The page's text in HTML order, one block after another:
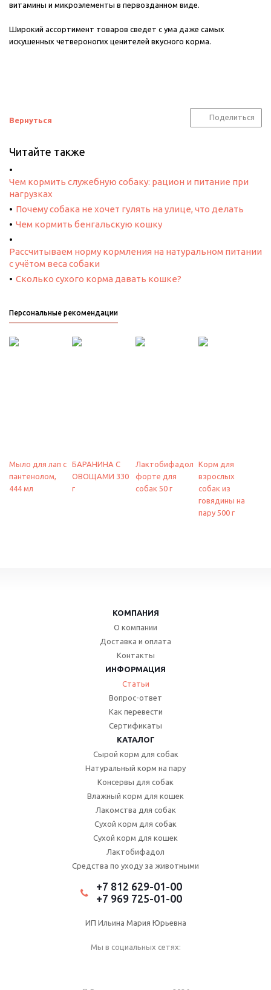
витамины и микроэлементы в первозданном виде.
Широкий ассортимент товаров сведет с ума даже самых
искушенных четвероногих ценителей вкусного корма.
Вернуться Поделиться
Читайте также
Чем кормить служебную собаку: рацион и питание при
нагрузках
Почему собака не хочет гулять на улице, что делать
Чем кормить бенгальскую кошку
Рассчитываем норму кормления на натуральном питании
с учётом веса собаки
Сколько сухого корма давать кошке?
Персональные рекомендации
Мыло для лап с
пантенолом,
444 мл
БАРАНИНА С
ОВОЩАМИ 330
г
Лактобифадол
форте для
собак 50 г
Корм для
взрослых
собак из
говядины на
пару 500 г
КОМПАНИЯ
О компании
Доставка и оплата
Контакты
ИНФОРМАЦИЯ
Статьи
Вопрос-ответ
Как перевести
Сертификаты
КАТАЛОГ
Сырой корм для собак
Натуральный корм на пару
Консервы для собак
Влажный корм для кошек
Лакомства для собак
Сухой корм для собак
Сухой корм для кошек
Лактобифадол
Средства по уходу за животными
+7 812 629-01-00
+7 969 725-01-00
ИП Ильина Мария Юрьевна
Мы в социальных сетях: